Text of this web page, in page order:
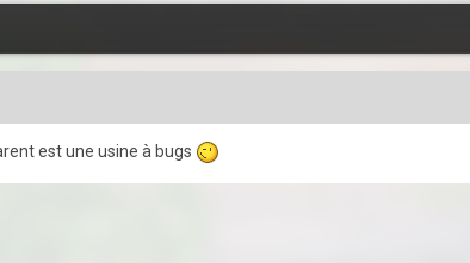
est une usine à bugs